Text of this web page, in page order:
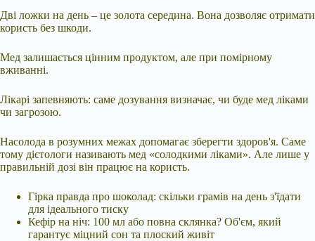
Дві ложки на день – це золота середина. Вона дозволяє отримати
користь без шкоди.
Мед залишається цінним продуктом, але при помірному
вживанні.
Лікарі запевняють: саме дозування визначає, чи буде мед ліками
чи загрозою.
Насолода в розумних межах допомагає зберегти здоров'я. Саме
тому дієтологи називають мед «солодкими ліками». Але лише у
правильній дозі він працює на користь.
Гірка правда про шоколад: скільки грамів на день з'їдати
для ідеального тиску
Кефір на ніч: 100 мл або повна склянка? Об'єм, який
гарантує міцний сон та плоский живіт